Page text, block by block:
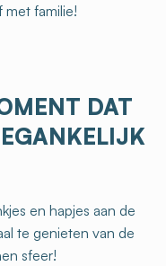
met familie!
DAT
en hapjes aan de
te genieten van de
sfeer!